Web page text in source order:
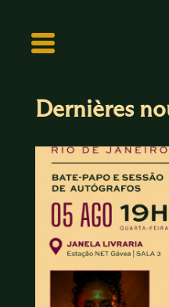
Dernières